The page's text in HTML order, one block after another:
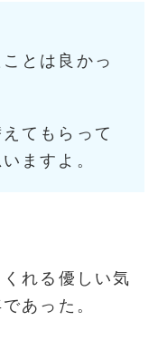
とは良かっ
てもらって
ますよ。
れる優しい気
あった。